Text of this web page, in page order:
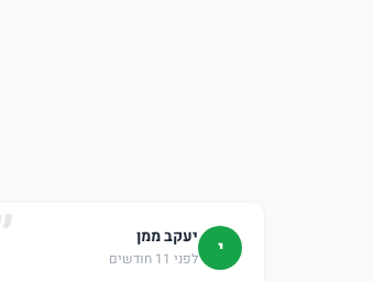
י יעקב ממן
לפני 11 חודשים